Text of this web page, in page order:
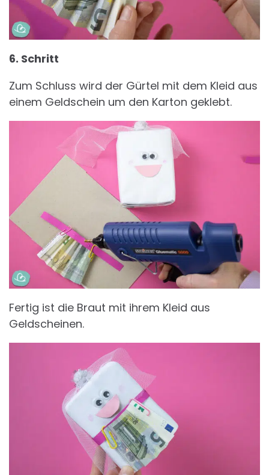
6. Schritt
Zum Schluss wird der Gürtel mit dem Kleid aus
einem Geldschein um den Karton geklebt.
Fertig ist die Braut mit ihrem Kleid aus
Geldscheinen.